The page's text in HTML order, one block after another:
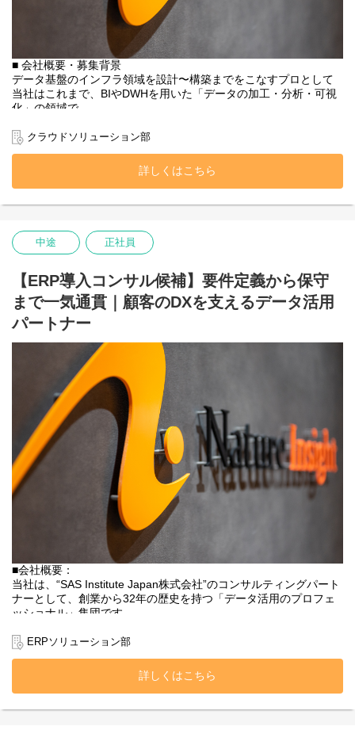
東京科学大学では非常勤講師としてテキストマイニングやLLMの
高度なデータ関連人材の育成にも力を入れています。
■実際の案件事例
製薬 ：営業チャネルの実施回数最適化、マーケティング活動の
効果検証
保険 ：保険の不正請求検知
銀行 ：ローン需要予測とターゲティング最適化
通信 ：架電業務におけるコンタクト率の向上
不動産：賃貸マンションにおける適正賃料の予測
■ 会社概要・募集背景
データ基盤のインフラ領域を設計〜構築までをこなすプロとして
当社はこれまで、BIやDWHを用いた「データの加工・分析・可視
化」の領域で
私たちが目指すもの、それは「データ分析をインフラの限界で止
めない。」ということです。
高度なデータ活用には、堅牢かつ柔軟な「クラウドインフラ」の
設計が不可欠です。
その土台となるクラウドインフラの設計・構築から一貫して手が
ける体制を強化することに決めました。
「ただサーバーを立てる」のではなく、
「データが最も効率よく循環するインフラ」を定義する。
この新たな挑戦を共にするコアメンバーを募集します。
■ 職種内容
AWS、Google Cloud、Azure等のマルチクラウド環境において、
お客様のビジネスに合わせデータ活用に特化したインフラの提
案・設計・構築をお任せします。
▼具体的には▼
・分析基盤インフラの設計・構築： 大規模データ処理
（ETL/ELT）に耐えうるデータレイクやDWH環境の構築。
・IaC（Infrastructure as Code）の推進： Terraformや
CloudFormationを用いた、変更に強い再現性の高いインフラ構
築。
・セキュリティ・ガバナンス設計： クラウドネイティブなセキュ
リティソリューションの導入。秘匿性の高いデータを守りつつ利
便性を損なわないクラウドセキュリティの実装
・モダンなアーキテクチャ提案： サーバーレス、コンテナ
（Docker/Kubernetes）を活用したこう拡張・低コストな構成の提
■このポジションの独自性・他のインフラ職と異なる点
単なるリフト＆シフト（移行）だけではありません。
弊社のデータサイエンティストやBIエンジニアと連携し、
タエンジニアリングに近いインフラ構築を経験できます。
■勤務地：東京都内、都内近郊（埼玉・神奈川等）のプロジェクト
クラウドソリューション部
詳しくはこちら
中途 正社員
【ERP導入コンサル候補】要件定義から保守
まで一気通貫｜顧客のDXを支えるデータ活用
パートナー
■会社概要：
当社は、“SAS Institute Japan株式会社”のコンサルティングパート
ナーとして、創業から32年の歴史を持つ「データ活用のプロフェ
ッショナル」集団です。
知見をベースに、近年はクラウドERP（NetSuiteなど）や最新のBI
ツールを掛け合わせ、企業のビジネス成功をトータルにサポート
■職種内容：
Oracle社のクラウドERPシステム「NetSuite」等の導入支援プロジ
ERPソリューション部
詳しくはこちら